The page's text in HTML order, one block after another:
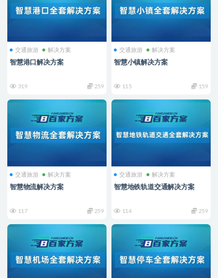
交通旅游 解决方案
智慧港口解决方案
319 259
交通旅游 解决方案
智慧小镇解决方案
115 159
交通旅游 解决方案
智慧物流解决方案
117 259
交通旅游 解决方案
智慧地铁轨道交通解决方案
114 259